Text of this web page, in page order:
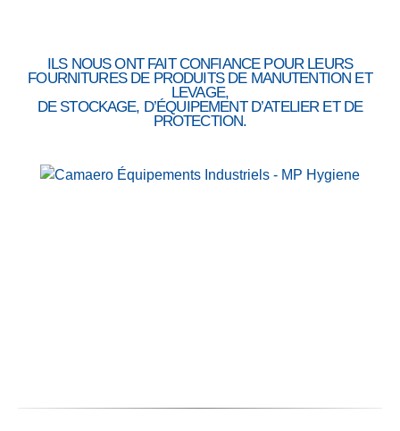
ILS NOUS ONT FAIT CONFIANCE POUR LEURS
FOURNITURES DE PRODUITS DE MANUTENTION ET
LEVAGE,
DE STOCKAGE, D’ÉQUIPEMENT D’ATELIER ET DE
PROTECTION.